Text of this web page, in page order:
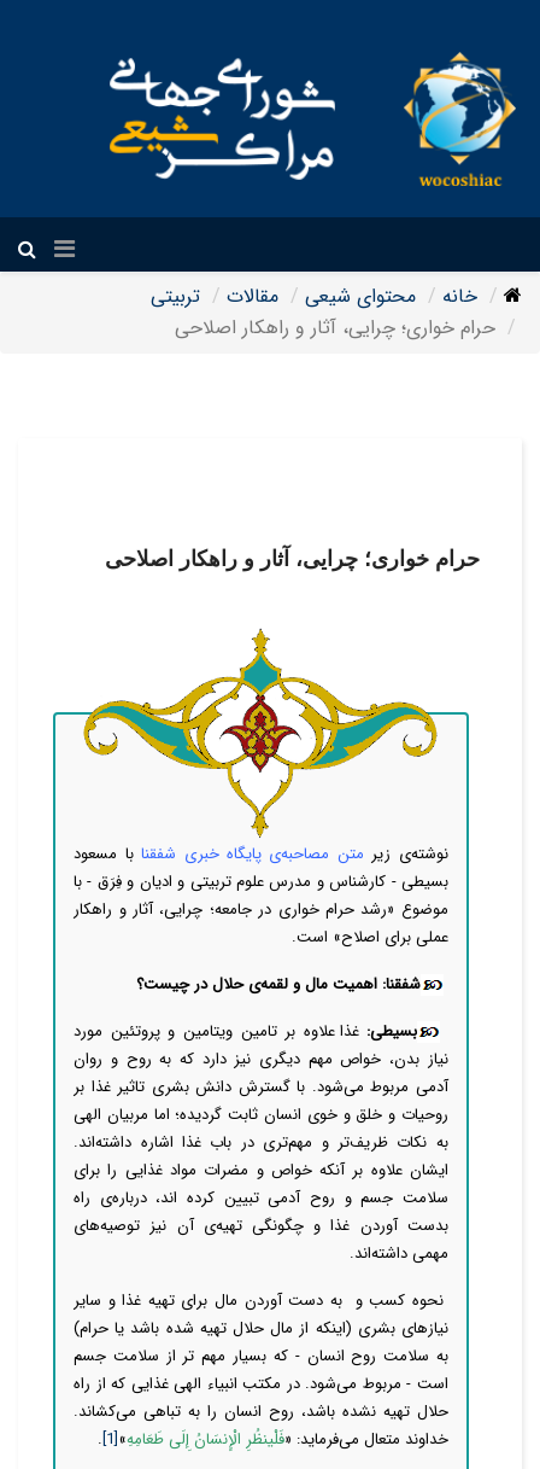
خانه محتوای شیعی مقالات
تربیتی
حرام خواری؛ چرایی، آثار و راهکار اصلاحی
حرام خواری؛ چرایی، آثار و راهکار اصلاحی
نوشته‌ی زیر متن مصاحبه‌ی پایگاه خبری شفقنابا مسعود
بسیطی - کارشناس و مدرس علوم تربیتی و ادیان و فِرَق - با
موضوع «رشد حرام خواری در جامعه؛ چرایی، آثار و راهکار
عملی برای اصلاح» است.
شفقنا: اهمیت مال و لقمه‌ی حلال در چیست؟
بسیطی: غذا علاوه بر تامین ویتامین و پروتئین مورد
نیاز بدن، خواص مهم دیگری نیز دارد که به روح و روان
آدمی مربوط می‌شود. با گسترش دانش بشری تاثیر غذا بر
روحیات و خلق و خوی انسان ثابت گردیده؛ اما مربیان الهی
به نکات ظریف‌تر و مهم‌تری در باب غذا اشاره داشته‌اند.
ایشان علاوه بر آنکه خواص و مضرات مواد غذایی‌ را برای
سلامت جسم و روح آدمی تبیین کرده اند، درباره‌ی راه
بدست آوردن غذا و چگونگی تهیه‌ی آن نیز توصیه‌های
مهمی داشته‌اند.
نحوه کسب و به دست آوردن مال برای تهیه غذا و سایر
نیازهای بشری (اینکه از مال حلال تهیه شده باشد یا حرام)
به سلامت روح انسان - که بسیار مهم تر از سلامت جسم
است - مربوط می‌شود. در مکتب انبیاء الهی غذایی که از راه
حلال تهیه نشده باشد، روح انسان را به تباهی می‌کشاند.
خداوند متعال می‌فرماید: «فَلْینظُرِ الْإِنسَانُ إِلَى طَعَامِهِ»
[1]
.